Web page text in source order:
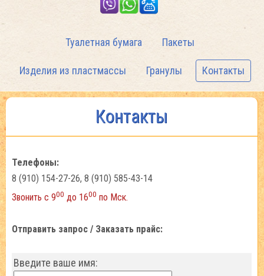
Туалетная бумага Пакеты
Изделия из пластмассы Гранулы Контакты
Контакты
Телефоны:
8 (910) 154-27-26, 8 (910) 585-43-14
Звонить с 900 до 1600 по Мск.
Отправить запрос / Заказать прайс:
Введите ваше имя: